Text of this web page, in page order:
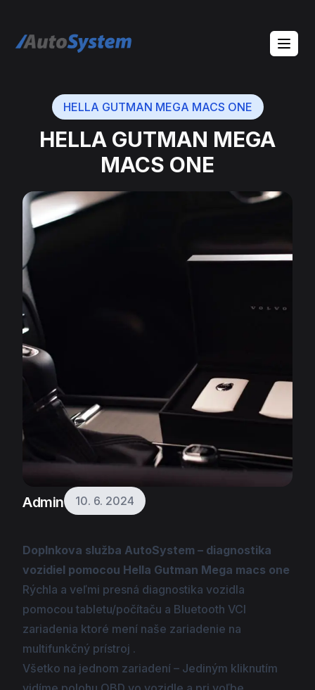
auto-system logo
HELLA GUTMAN MEGA MACS ONE
HELLA GUTMAN MEGA
MACS ONE
Admin 10. 6. 2024
Doplnkova služba AutoSystem – diagnostika
vozidiel pomocou Hella Gutman Mega macs one
Rýchla a veľmi presná diagnostika vozidla
pomocou tabletu/počítaču a Bluetooth VCI
zariadenia ktoré mení naše zariadenie na
multifunkčný prístroj .
Všetko na jednom zariadení – Jediným kliknutím